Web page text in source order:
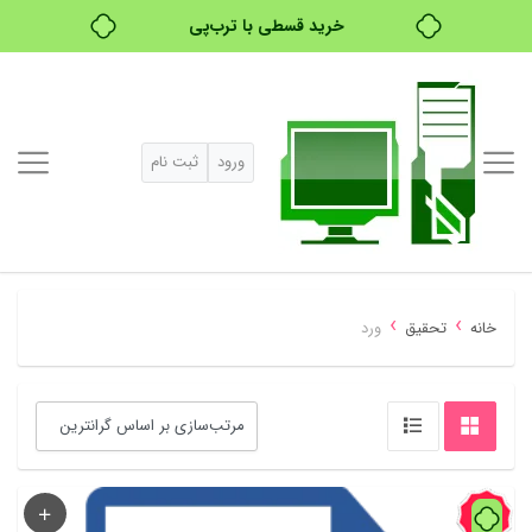
خرید قسطی با ترب‌پی
بدون ضامن، بدون سود
خرید قسطی با ترب‌پی
ورود ثبت نام
خانه › تحقیق › ورد
32%